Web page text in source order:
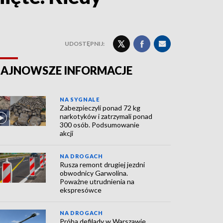
UDOSTĘPNIJ:
INFORMACJE
NA SYGNALE
Zabezpieczyli ponad 72 kg
narkotyków i zatrzymali ponad
300 osób. Podsumowanie
akcji
NA DROGACH
Rusza remont drugiej jezdni
obwodnicy Garwolina.
Poważne utrudnienia na
ekspresówce
NA DROGACH
Próba defilady w Warszawie.